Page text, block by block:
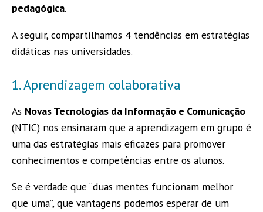
pedagógica.
A seguir, compartilhamos 4 tendências em estratégias
didáticas nas universidades.
1. Aprendizagem colaborativa
As Novas Tecnologias da Informação e Comunicação
(NTIC) nos ensinaram que a aprendizagem em grupo é
uma das estratégias mais eficazes para promover
conhecimentos e competências entre os alunos.
Se é verdade que “duas mentes funcionam melhor
que uma”, que vantagens podemos esperar de um